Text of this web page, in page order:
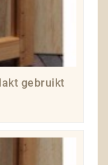
gebruikt